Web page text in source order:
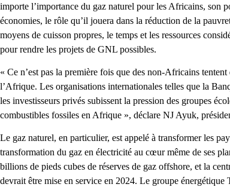
importe l’importance du gaz naturel pour les Africains, son
économies, le rôle qu’il jouera dans la réduction de la
moyens de cuisson propres, le temps et les ressources
pour rendre les projets de GNL possibles.
« Ce n’est pas la première fois que des non-Africains
l’Afrique. Les organisations internationales telles que la
les investisseurs privés subissent la pression des groupes
combustibles fossiles en Afrique », déclare NJ Ayuk,
Le gaz naturel, en particulier, est appelé à transformer les
transformation du gaz en électricité au cœur même de ses
billions de pieds cubes de réserves de gaz offshore, et la
devrait être mise en service en 2024. Le groupe